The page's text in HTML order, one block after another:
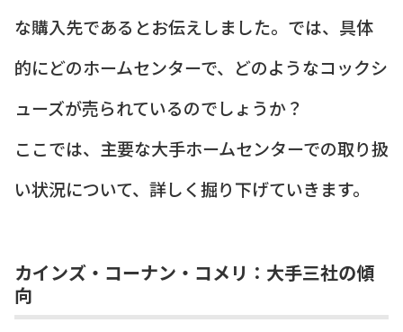
な購入先であるとお伝えしました。では、具体
的にどのホームセンターで、どのようなコックシ
ューズが売られているのでしょうか？
ここでは、主要な大手ホームセンターでの取り扱
い状況について、詳しく掘り下げていきます。
カインズ・コーナン・コメリ：大手三社の傾
向